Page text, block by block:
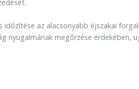
az alacsonyabb éjszakai
nyugalmának megőrzése érdekében,